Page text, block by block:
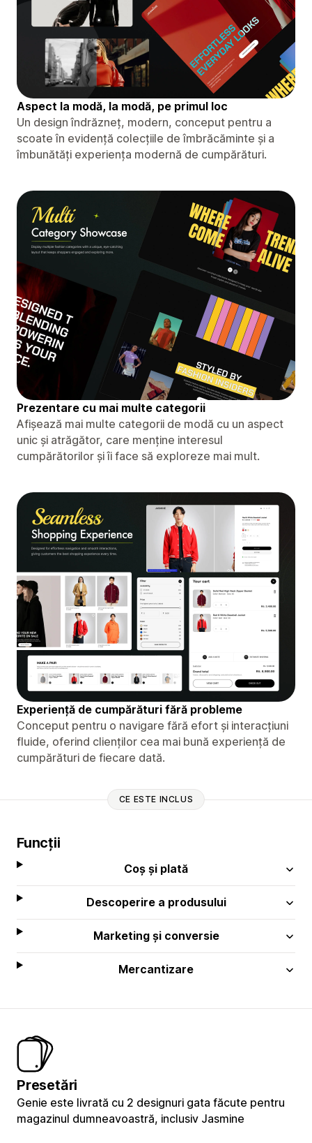
Aspect la modă, la modă, pe primul loc
Un design îndrăzneț, modern, conceput pentru a
scoate în evidență colecțiile de îmbrăcăminte și a
îmbunătăți experiența modernă de cumpărături.
Prezentare cu mai multe categorii
Afișează mai multe categorii de modă cu un aspect
unic și atrăgător, care menține interesul
cumpărătorilor și îi face să exploreze mai mult.
Experiență de cumpărături fără probleme
Conceput pentru o navigare fără efort și interacțiuni
fluide, oferind clienților cea mai bună experiență de
cumpărături de fiecare dată.
CE ESTE INCLUS
Funcții
Coș și plată
Descoperire a produsului
Marketing și conversie
Mercantizare
Presetări
Genie este livrată cu 2 designuri gata făcute pentru
magazinul dumneavoastră, inclusiv Jasmine